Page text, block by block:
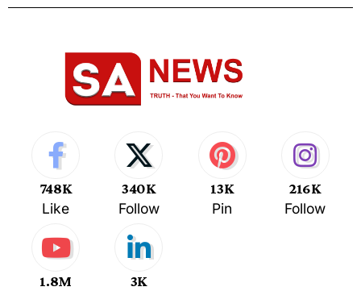
748K
Like
340K
Follow
13K
Pin
216K
Follow
1.8M
3K